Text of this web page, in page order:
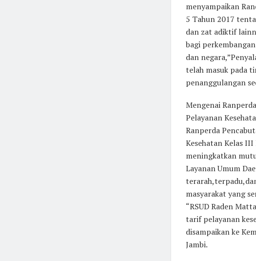
menyampaikan
5 Tahun 2017
dan zat adiktif
bagi
dan
telah masuk pada
penanggulangan
Mengenai
Pelayanan
Ranperda
Kesehatan Kelas III
meningkatkan
Layanan Umum
masyarakat yang
“RSUD Raden
tarif pelayanan
disampaikan ke
Jambi.